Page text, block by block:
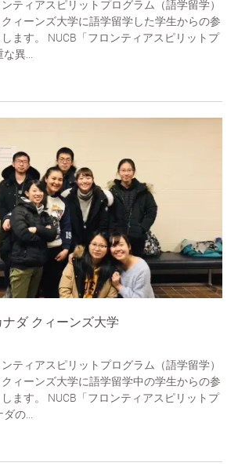
ティアスピリットプログラム（語学留学）
ィーンズ大学に語学留学した学生からの参
ます。 NUCB「フロンティアスピリットプ
異...
ダ クィーンズ大学
ティアスピリットプログラム（語学留学）
ィーンズ大学に語学留学中の学生からの参
ます。 NUCB「フロンティアスピリットプ
の...